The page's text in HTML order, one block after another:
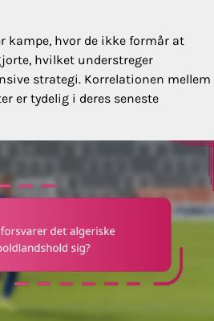
kampe, hvor de ikke formår at
hvilket understreger
strategi. Korrelationen mellem
er tydelig i deres seneste